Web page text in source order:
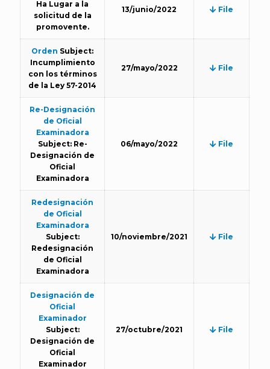
Ha Lugar a la
solicitud de la
promovente.
13/junio/2022 File
Orden Subject:
Incumplimiento
con los términos
de la Ley 57-2014
27/mayo/2022 File
Re-Designación
de Oficial
Examinadora
Subject: Re-
Designación de
Oficial
Examinadora
06/mayo/2022 File
Redesignación
de Oficial
Examinadora
Subject:
Redesignación
de Oficial
Examinadora
10/noviembre/2021 File
Designación de
Oficial
Examinador
Subject:
Designación de
Oficial
Examinador
27/octubre/2021 File